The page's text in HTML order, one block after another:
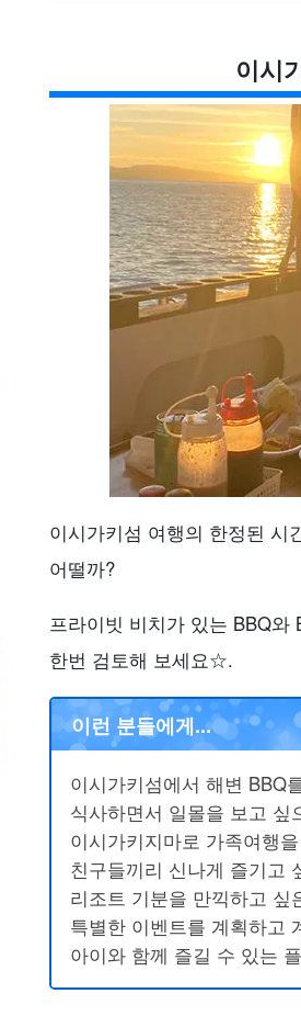
이시
이시가키섬 여행의 한정된 시
어떨까?
프라이빗 비치가 있는 BBQ
한번 검토해 보세요☆.
이런 분들에게...
이시가키섬에서 해변 BBQ
식사하면서 일몰을 보고 싶
이시가키지마로 가족여행
친구들끼리 신나게 즐기고
리조트 기분을 만끽하고 싶
특별한 이벤트를 계획하고
아이와 함께 즐길 수 있는